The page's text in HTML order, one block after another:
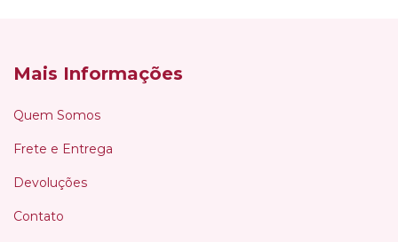
Mais Informações
Quem Somos
Frete e Entrega
Devoluções
Contato